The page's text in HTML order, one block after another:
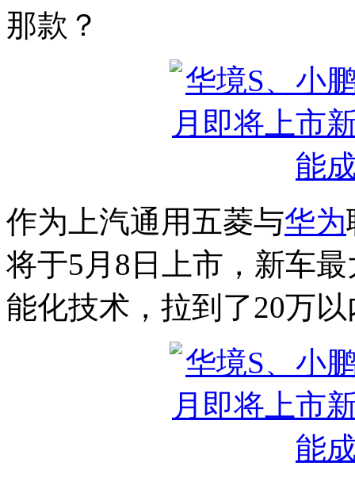
那款？
作为上汽通用五菱与华为
将于5月8日上市，新车
能化技术，拉到了20万